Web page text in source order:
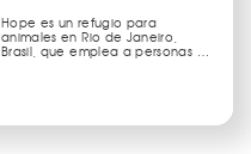
Hope es un refugio para
animales en Rio de Janeiro,
Brasil, que emplea a personas …